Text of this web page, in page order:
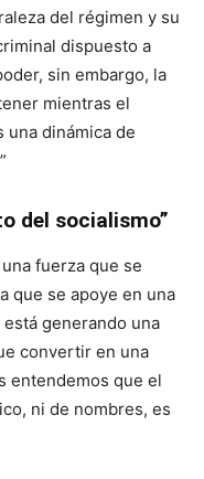
del régimen y su
dispuesto a
sin embargo, la
mientras el
dinámica de
del socialismo”
fuerza que se
que se apoye en una
generando una
convertir en una
entendemos que el
ni de nombres, es